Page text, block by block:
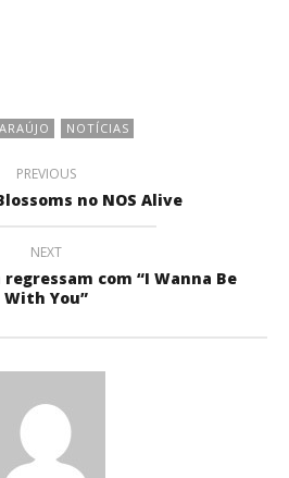
NOTÍCIAS
PREVIOUS
no NOS Alive
NEXT
com “I Wanna Be
With You”